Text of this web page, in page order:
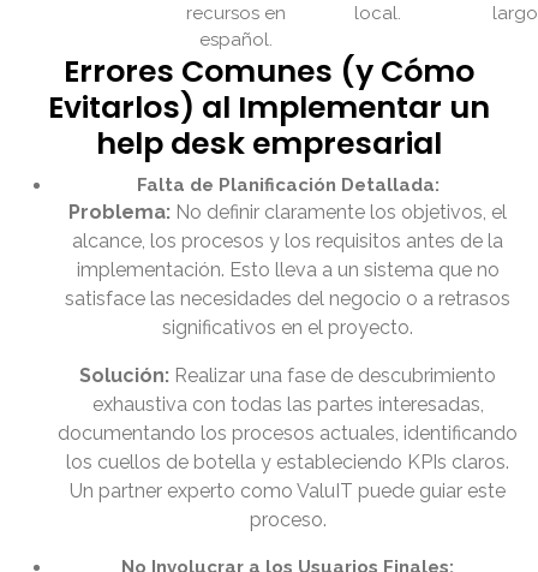
recursos en
español.
local.
Errores Comunes (y Cómo
Evitarlos) al Implementar un
help desk empresarial
Falta de Planificación Detallada:
Problema: No definir claramente los objetivos, el
alcance, los procesos y los requisitos antes de la
implementación. Esto lleva a un sistema que no
satisface las necesidades del negocio o a retrasos
significativos en el proyecto.
Solución: Realizar una fase de descubrimiento
exhaustiva con todas las partes interesadas,
documentando los procesos actuales, identificando
los cuellos de botella y estableciendo KPIs claros.
Un partner experto como ValuIT puede guiar este
proceso.
No Involucrar a los Usuarios Finales: